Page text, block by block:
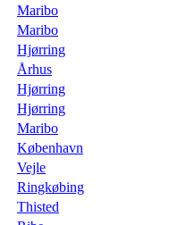
Maribo
Maribo
Hjørring
Århus
Hjørring
Hjørring
Maribo
København
Vejle
Ringkøbing
Thisted